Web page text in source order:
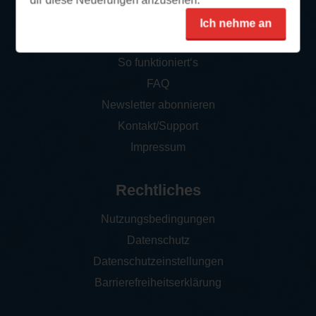
Ich nehme an
So funktioniert‘s
FAQ
Newsletter abonnieren
Kontakt/Support
Impressum
Rechtliches
Nutzungsbedingungen
Datenschutz
Datenschutzeinstellungen
Barrierefreiheitserklärung